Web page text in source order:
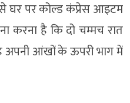
घर पर कोल्ड कंप्रेस आइटम
है कि दो चम्मच रात
आंखों के ऊपरी भाग में